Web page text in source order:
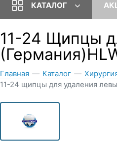
КАТАЛОГ
11-24 Щипцы
Главная — Каталог —
11-24 щипцы для удаления